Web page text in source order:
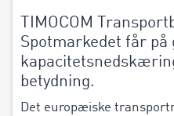
TIMOCOM
Spotmarkedet får på
betydning.
Det europæiske